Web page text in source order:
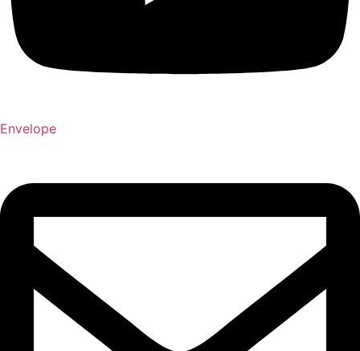
Envelope